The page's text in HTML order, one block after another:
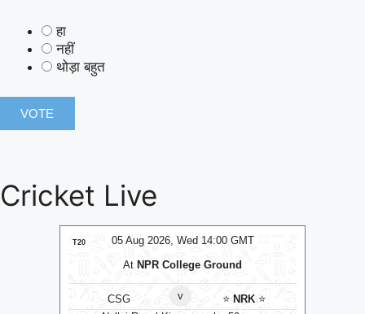
हा
नहीं
थोड़ा बहुत
Cricket Live
05 Aug 2026, Wed 14:00 GMT
T20
AtR.Premadasa Stadium
Colombo Kaps
⭐